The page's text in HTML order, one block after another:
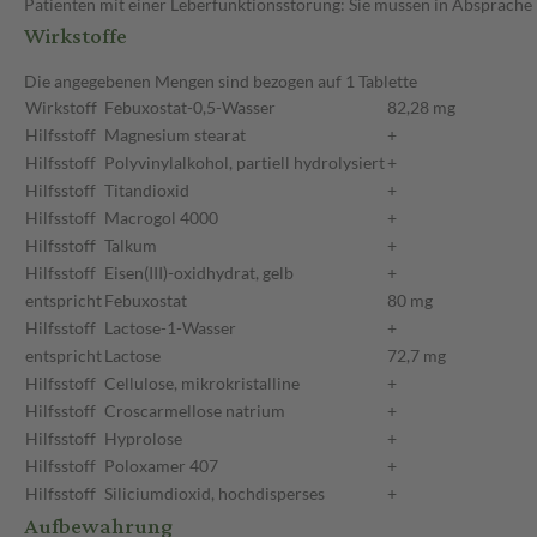
Patienten mit einer Leberfunktionsstörung: Sie müssen in
Wirkstoffe
Die angegebenen Mengen sind bezogen auf 1 Tablette
Wirkstoff Febuxostat-0,5-Wasser
82,28 mg
Hilfsstoff Magnesium stearat
+
Hilfsstoff Polyvinylalkohol, partiell hydrolysiert+
Hilfsstoff Titandioxid
+
Hilfsstoff Macrogol 4000
+
Hilfsstoff Talkum
+
Hilfsstoff Eisen(III)-oxidhydrat, gelb
+
entsprichtFebuxostat
80 mg
Hilfsstoff Lactose-1-Wasser
+
entsprichtLactose
72,7 mg
Hilfsstoff Cellulose, mikrokristalline
+
Hilfsstoff Croscarmellose natrium
+
Hilfsstoff Hyprolose
+
Hilfsstoff Poloxamer 407
+
Hilfsstoff Siliciumdioxid, hochdisperses +
Aufbewahrung